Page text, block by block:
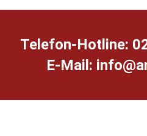
Telefon-Hotline:
E-Mail: